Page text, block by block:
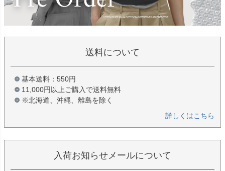
送料について
基本送料：550円
11,000円以上ご購入で送料無料
※北海道、沖縄、離島を除く
詳しくはこちら
入荷お知らせメールについて